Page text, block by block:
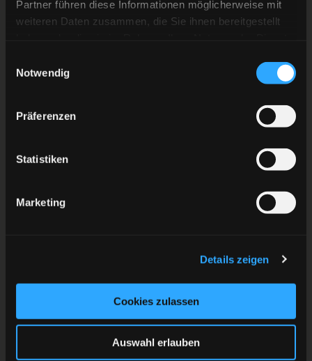
Partner führen diese Informationen möglicherweise mit
weiteren Daten zusammen, die Sie ihnen bereitgestellt
Notwendig
Präferenzen
Statistiken
Marketing
Details zeigen
Cookies zulassen
Auswahl erlauben